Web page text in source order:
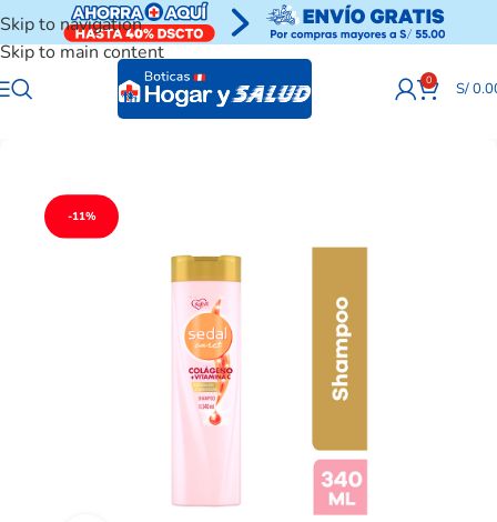
Skip to navigation
Skip to main content
0 S/
-11%